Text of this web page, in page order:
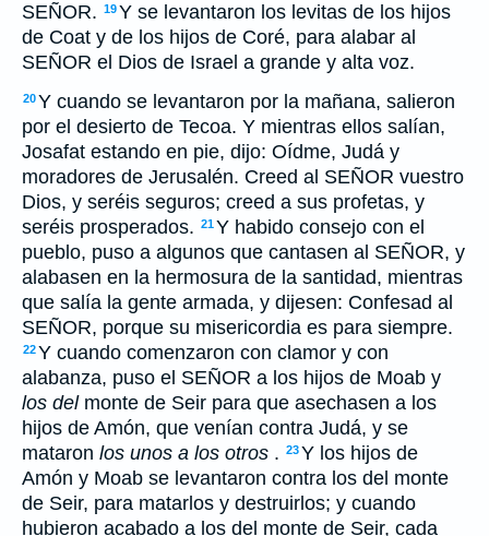
SEÑOR. 19Y se levantaron los levitas de los hijos
de Coat y de los hijos de Coré, para alabar al
SEÑOR el Dios de Israel a grande y alta voz.
20Y cuando se levantaron por la mañana, salieron
por el desierto de Tecoa. Y mientras ellos salían,
Josafat estando en pie, dijo: Oídme, Judá y
moradores de Jerusalén. Creed al SEÑOR vuestro
Dios, y seréis seguros; creed a sus profetas, y
seréis prosperados. 21Y habido consejo con el
pueblo, puso a algunos que cantasen al SEÑOR, y
alabasen en la hermosura de la santidad, mientras
que salía la gente armada, y dijesen: Confesad al
SEÑOR, porque su misericordia es para siempre.
22Y cuando comenzaron con clamor y con
alabanza, puso el SEÑOR a los hijos de Moab y
los delmonte de Seir para que asechasen a los
hijos de Amón, que venían contra Judá, y se
mataron los unos a los otros . 23Y los hijos de
Amón y Moab se levantaron contra los del monte
de Seir, para matarlos y destruirlos; y cuando
hubieron acabado a los del monte de Seir, cada